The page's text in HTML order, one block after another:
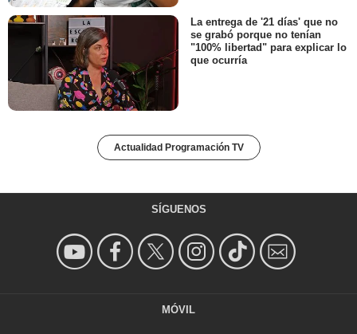
La entrega de '21 días' que no
se grabó porque no tenían
"100% libertad" para explicar lo
que ocurría
Actualidad Programación TV
SÍGUENOS
MÓVIL